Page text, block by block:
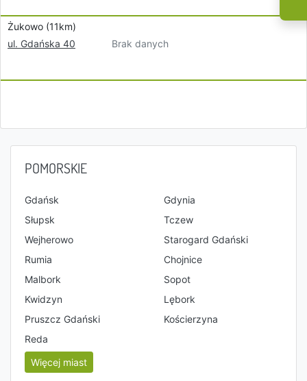
Żukowo (11km)
ul. Gdańska 40
Brak danych
POMORSKIE
Gdańsk
Gdynia
Słupsk
Tczew
Wejherowo
Starogard Gdański
Rumia
Chojnice
Malbork
Sopot
Kwidzyn
Lębork
Pruszcz Gdański
Kościerzyna
Reda
Więcej miast